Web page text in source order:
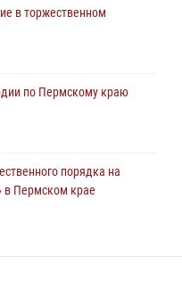
в торжественном
по Пермскому краю
порядка на
в Пермском крае
образования